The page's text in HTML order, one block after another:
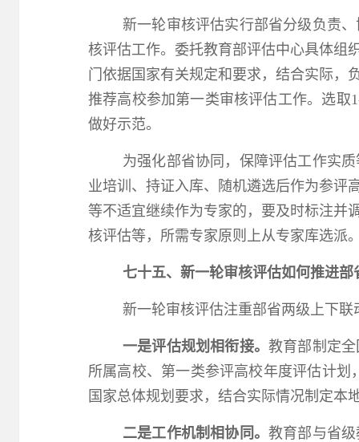
新一轮审核评估实行部省分级负责
核评估工作。委托教育部评估中心具体组
门依据国家有关规定和要求，结合实际，
推荐高校参加第一类审核评估工作。选
做好示范。
为强化部省协同，保障评估工作实
业培训、持证入库、随机遴选后作为参评
等不适宜继续作为专家的，要及时标注并
核评估等，所需专家原则上从专家库选派
七十五、新一轮审核评估如何推进
新一轮审核评估注重部省两级上下
一是评估规划相衔接。 教育部制定
所属高校、第一类参评高校年度评估计
国家总体规划要求，结合实际情况制定
二是工作机制相协同。 教育部与省